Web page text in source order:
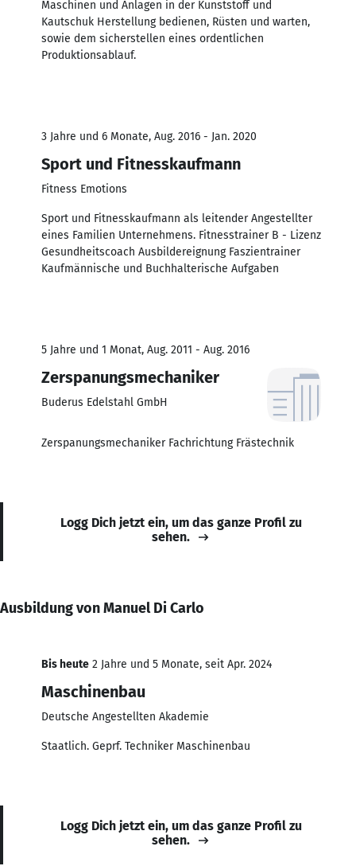
Maschinen und Anlagen in der Kunststoff und
Kautschuk Herstellung bedienen, Rüsten und warten,
sowie dem sicherstellen eines ordentlichen
Produktionsablauf.
3 Jahre und 6 Monate, Aug. 2016 - Jan. 2020
Sport und Fitnesskaufmann
Fitness Emotions
Sport und Fitnesskaufmann als leitender Angestellter
eines Familien Unternehmens. Fitnesstrainer B - Lizenz
Gesundheitscoach Ausbildereignung Faszientrainer
Kaufmännische und Buchhalterische Aufgaben
5 Jahre und 1 Monat, Aug. 2011 - Aug. 2016
Zerspanungsmechaniker
Buderus Edelstahl GmbH
Zerspanungsmechaniker Fachrichtung Frästechnik
Logg Dich jetzt ein, um das ganze Profil zu
sehen.
Ausbildung von Manuel Di Carlo
Bis heute 2 Jahre und 5 Monate, seit Apr. 2024
Maschinenbau
Deutsche Angestellten Akademie
Staatlich. Geprf. Techniker Maschinenbau
Logg Dich jetzt ein, um das ganze Profil zu
sehen.